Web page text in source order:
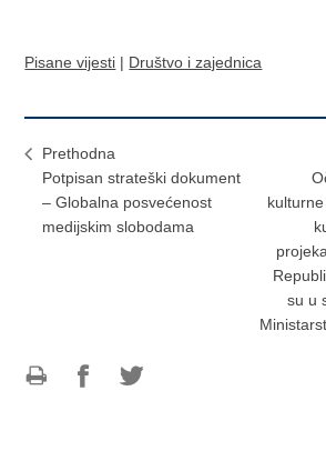
Pisane vijesti | Društvo i zajednica
Prethodna
Potpisan strateški dokument
– Globalna posvećenost
medijskim slobodama
su u